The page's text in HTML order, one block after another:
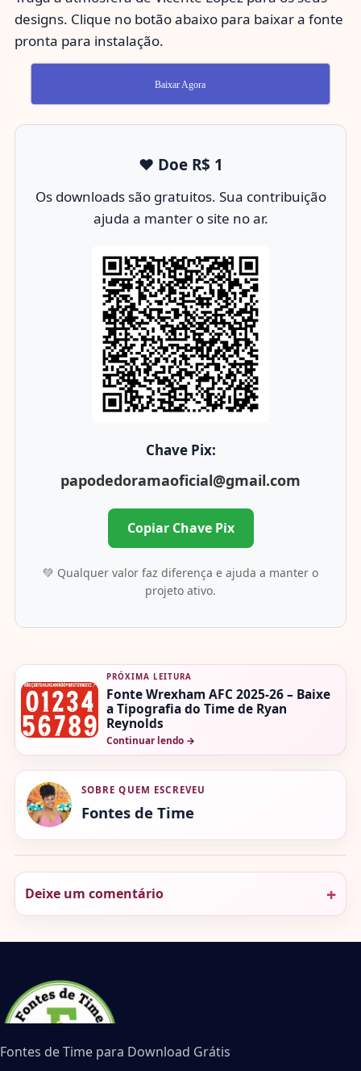
designs. Clique no botão abaixo para baixar a fonte
pronta para instalação.
Baixar Agora
❤️ Doe R$ 1
Os downloads são gratuitos. Sua contribuição
ajuda a manter o site no ar.
Chave Pix:
papodedoramaoficial@gmail.com
Copiar Chave Pix
💚 Qualquer valor faz diferença e ajuda a manter o
projeto ativo.
PRÓXIMA LEITURA
Fonte Wrexham AFC 2025-26 – Baixe
a Tipografia do Time de Ryan
Reynolds
Continuar lendo →
SOBRE QUEM ESCREVEU
Fontes de Time
Deixe um comentário
Fontes de Time para Download Grátis